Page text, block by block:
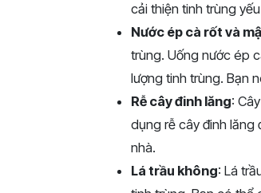
cải thiện tinh trùng
Nước ép cà rốt và
trùng. Uống nước ép
lượng tinh trùng. Bạn
Rễ cây đinh lăng:
dụng rễ cây đinh lăng
nhà.
Lá trầu không: Lá